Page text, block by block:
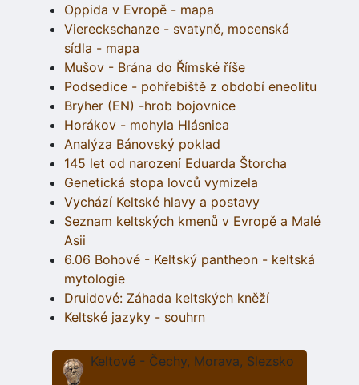
Oppida v Evropě - mapa
Viereckschanze - svatyně, mocenská
sídla - mapa
Mušov - Brána do Římské říše
Podsedice - pohřebiště z období eneolitu
Bryher (EN) -hrob bojovnice
Horákov - mohyla Hlásnica
Analýza Bánovský poklad
145 let od narození Eduarda Štorcha
Genetická stopa lovců vymizela
Vychází Keltské hlavy a postavy
Seznam keltských kmenů v Evropě a Malé
Asii
6.06 Bohové - Keltský pantheon - keltská
mytologie
Druidové: Záhada keltských kněží
Keltské jazyky - souhrn
Keltové - Čechy, Morava, Slezsko